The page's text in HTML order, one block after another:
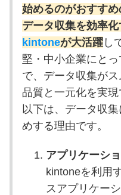
始めるのがおすす
データ収集を効率
kintoneが大活躍し
堅・中小企業にと
で、データ収集が
品質と一元化を実現
以下は、データ収
めする理由です。
アプリケーシ
kintoneを利用
スアプリケー